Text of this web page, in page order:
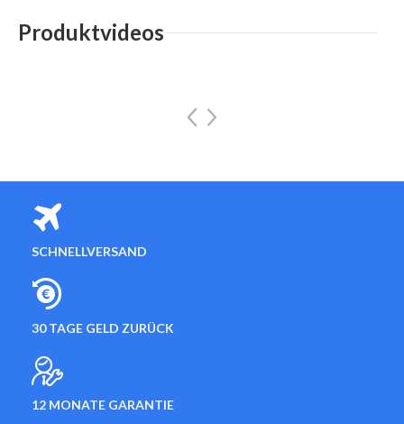
Produktvideos
SCHNELLVERSAND
30 TAGE GELD ZURÜCK
12 MONATE GARANTIE